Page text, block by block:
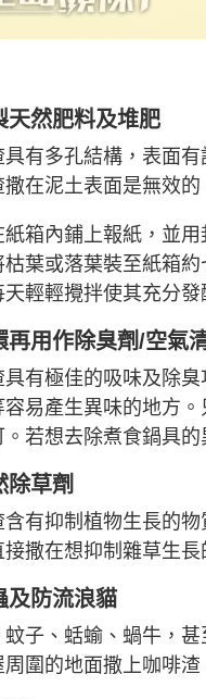
天然肥料及堆肥
具有多孔結構，表面
撒在泥土表面是無效
紙箱內鋪上報紙，並
枯葉或落葉裝至紙箱
天輕輕攪拌使其充分
再用作除臭劑/空氣
具有極佳的吸味及除
容易產生異味的地方
。若想去除煮食鍋具
除草劑
含有抑制植物生長的
接撒在想抑制雜草生長
及防流浪貓
蚊子、蛞蝓、蝸牛，
周圍的地面撒上咖啡